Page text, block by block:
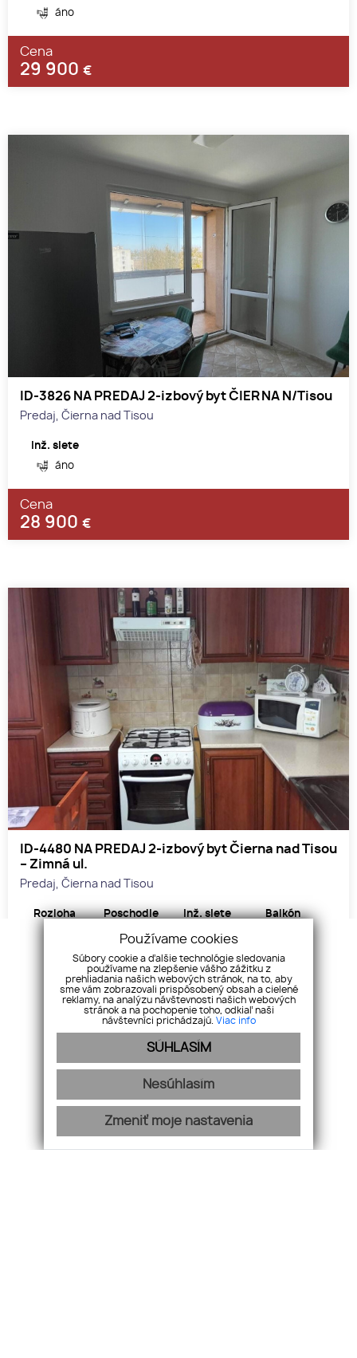
áno
Cena
29 900 €
ID-3826 NA PREDAJ 2-izbový byt ČIERNA N/Tisou
Predaj, Čierna nad Tisou
Inž. siete
áno
Cena
28 900 €
ID-4480 NA PREDAJ 2-izbový byt Čierna nad Tisou
– Zimná ul.
Predaj, Čierna nad Tisou
Rozloha
Poschodie
3
Inž. siete
áno
Balkón
38 900 €
KONEX REALITY, s.r.o.
+421 918 883 321
Používame cookies
Súbory cookie a ďalšie technológie sledovania
používame na zlepšenie vášho zážitku z
prehliadania našich webových stránok, na to, aby
sme vám zobrazovali prispôsobený obsah a cielené
reklamy, na analýzu návštevnosti našich webových
stránok a na pochopenie toho, odkiaľ naši
návštevníci prichádzajú. Viac info
SÚHLASÍM
Nesúhlasím
Zmeniť moje nastavenia